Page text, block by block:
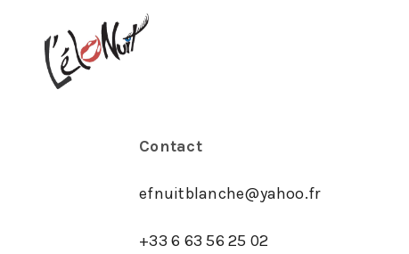
Contact
efnuitblanche@yahoo.fr
+33 6 63 56 25 02